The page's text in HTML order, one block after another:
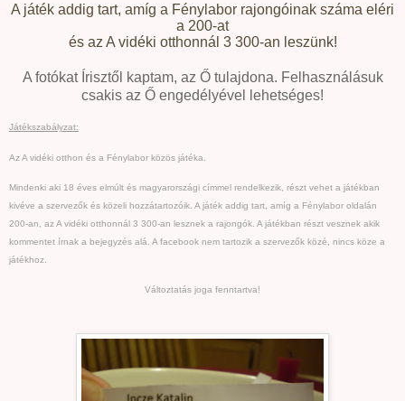
A játék addig tart, amíg a Fénylabor rajongóinak száma eléri
a 200-at
és az A vidéki otthonnál 3 300-an leszünk!
A fotókat Írisztől kaptam, az Ő tulajdona. Felhasználásuk
csakis az Ő engedélyével lehetséges!
Játékszabályzat:
Az A vidéki otthon és a Fénylabor közös játéka.
Mindenki aki 18 éves elmúlt és magyarországi címmel rendelkezik, részt vehet a játékban
kivéve a szervezők és közeli hozzátartozóik. A játék addig tart, amíg a Fénylabor oldalán
200-an, az A vidéki otthonnál 3 300-an lesznek a rajongók. A játékban részt vesznek akik
kommentet írnak a bejegyzés alá. A facebook nem tartozik a szervezők közé, nincs köze a
játékhoz.
Változtatás joga fenntartva!